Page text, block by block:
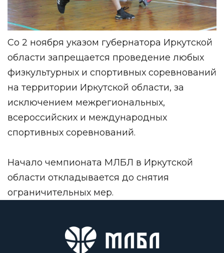
Со 2 ноября указом губернатора Иркутской
области запрещается проведение любых
физкультурных и спортивных соревнований
на территории Иркутской области, за
исключением межрегиональных,
всероссийских и международных
спортивных соревнований.
Начало чемпионата МЛБЛ в Иркутской
области откладывается до снятия
ограничительных мер.